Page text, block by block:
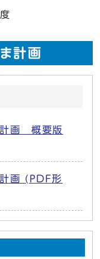
計画
計画 概要版
画 (PDF形